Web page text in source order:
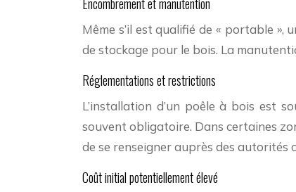
Même s’il est qualifié de « portable
de stockage pour le bois. La
Réglementations et restrictions
L’installation d’un poêle à bois est
souvent obligatoire. Dans certaines
de se renseigner auprès des autorités
Coût initial potentiellement élevé